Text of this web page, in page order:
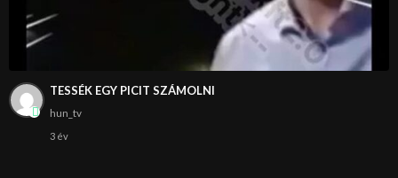
TESSÉK EGY PICIT SZÁMOLNI
hun_tv
3 év